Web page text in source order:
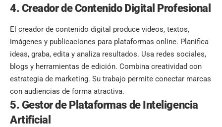
4. Creador de Contenido Digital Profesional
El creador de contenido digital produce videos, textos,
imágenes y publicaciones para plataformas online. Planifica
ideas, graba, edita y analiza resultados. Usa redes sociales,
blogs y herramientas de edición. Combina creatividad con
estrategia de marketing. Su trabajo permite conectar marcas
con audiencias de forma atractiva.
5. Gestor de Plataformas de Inteligencia
Artificial